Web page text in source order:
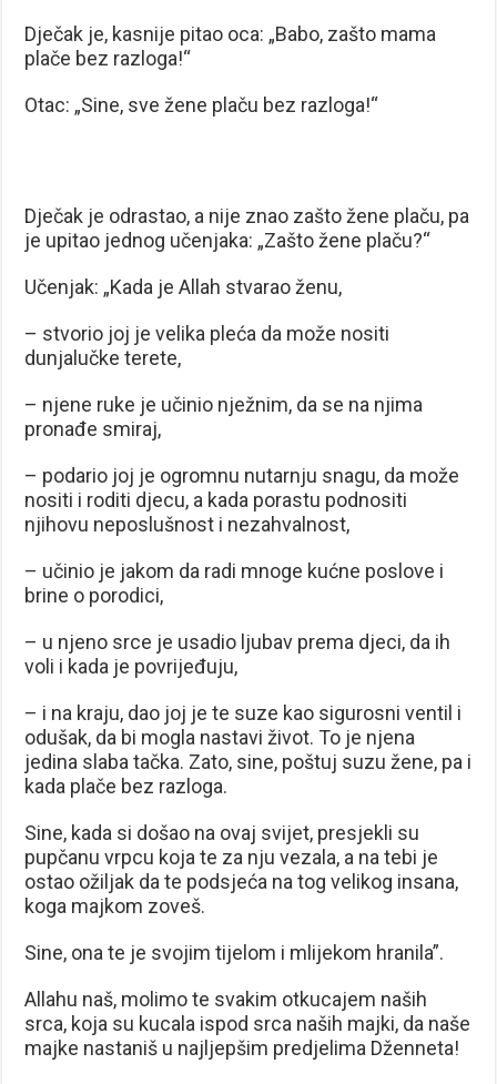
Dječak je, kasnije pitao oca: „Babo, zašto mama
plače bez razloga!“
Otac: „Sine, sve žene plaču bez razloga!“
Dječak je odrastao, a nije znao zašto žene plaču, pa
je upitao jednog učenjaka: „Zašto žene plaču?“
Učenjak: „Kada je Allah stvarao ženu,
– stvorio joj je velika pleća da može nositi
dunjalučke terete,
– njene ruke je učinio nježnim, da se na njima
pronađe smiraj,
– podario joj je ogromnu nutarnju snagu, da može
nositi i roditi djecu, a kada porastu podnositi
njihovu neposlušnost i nezahvalnost,
– učinio je jakom da radi mnoge kućne poslove i
brine o porodici,
– u njeno srce je usadio ljubav prema djeci, da ih
voli i kada je povrijeđuju,
– i na kraju, dao joj je te suze kao sigurosni ventil i
odušak, da bi mogla nastavi život. To je njena
jedina slaba tačka. Zato, sine, poštuj suzu žene, pa i
kada plače bez razloga.
Sine, kada si došao na ovaj svijet, presjekli su
pupčanu vrpcu koja te za nju vezala, a na tebi je
ostao ožiljak da te podsjeća na tog velikog insana,
koga majkom zoveš.
Sine, ona te je svojim tijelom i mlijekom hranila”.
Allahu naš, molimo te svakim otkucajem naših
srca, koja su kucala ispod srca naših majki, da naše
majke nastaniš u najljepšim predjelima Dženneta!